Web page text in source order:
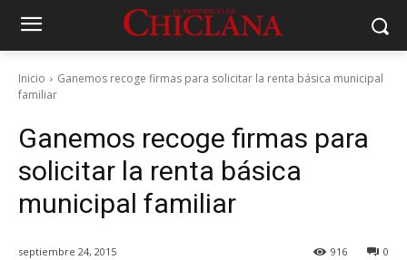
Inicio
Ganemos recoge firmas para solicitar la renta básica municipal
familiar
Ganemos recoge firmas para
solicitar la renta básica
municipal familiar
septiembre 24, 2015 0
916